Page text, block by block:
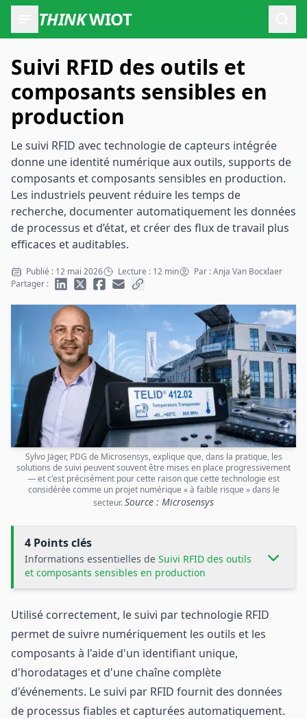
THINKWIOT
Suivi RFID des outils et
composants sensibles en
production
Le suivi RFID avec technologie de capteurs intégrée
donne une identité numérique aux outils, supports de
composants et composants sensibles en production.
Les industriels peuvent réduire les temps de
recherche, documenter automatiquement les données
de processus et d’état, et créer des flux de travail plus
efficaces et auditables.
Publié : 12 mai 2026 Lecture : 12 min
Par : Anja Van Bocxlaer
Partager :
Sylvo Jäger, PDG de Microsensys, explique que, dans la pratique, les
solutions de suivi peuvent souvent être mises en place progressivement
— et c'est précisément pour cette raison que cette technologie est
considérée comme un projet numérique « à faible risque » dans le
secteur.Source : Microsensys
4 Points clés
Informations essentielles de Suivi RFID des outils
et composants sensibles en production
Utilisé correctement, le suivi par technologie RFID
permet de suivre numériquement les outils et les
composants à l'aide d'un identifiant unique,
d'horodatages et d'une chaîne complète
d'événements. Le suivi par RFID fournit des données
de processus fiables et capturées automatiquement.